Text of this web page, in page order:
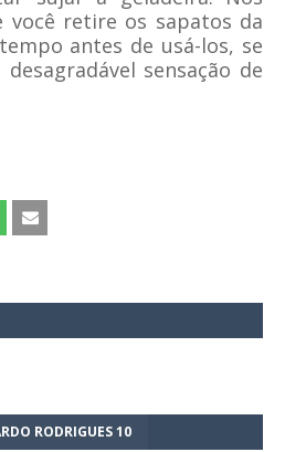
você retire os sapatos da
antes de usá-los, se
sensação de
RODRIGUES 10